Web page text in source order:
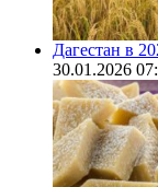
Дагестан в
30.01.2026